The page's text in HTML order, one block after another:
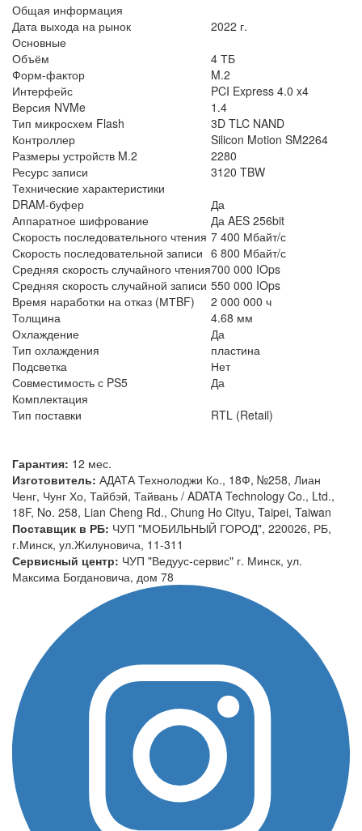
Общая информация
Дата выхода на рынок
2022 г.
Основные
Объём
4 ТБ
Форм-фактор
M.2
Интерфейс
PCI Express 4.0 x4
Версия NVMe
1.4
Тип микросхем Flash
3D TLC NAND
Контроллер
Silicon Motion SM2264
Размеры устройств M.2
2280
Ресурс записи
3120 TBW
Технические характеристики
DRAM-буфер
Да
Аппаратное шифрование
Да AES 256bit
Скорость последовательного чтения 7 400 Мбайт/с
Скорость последовательной записи 6 800 Мбайт/с
Средняя скорость случайного чтения700 000 IOps
Средняя скорость случайной записи 550 000 IOps
Время наработки на отказ (МТBF)
2 000 000 ч
Толщина
4.68 мм
Охлаждение
Да
Тип охлаждения
пластина
Подсветка
Нет
Совместимость с PS5
Да
Комплектация
Тип поставки
RTL (Retail)
Гарантия: 12 мес.
Изготовитель: АДАТА Технолоджи Ко., 18Ф, №258, Лиан
Ченг, Чунг Хо, Тайбэй, Тайвань / ADATA Technology Co., Ltd.,
18F, No. 258, Lian Cheng Rd., Chung Ho Cityu, Taipei, Taiwan
Поставщик в РБ: ЧУП "МОБИЛЬНЫЙ ГОРОД", 220026, РБ,
г.Минск, ул.Жилуновича, 11-311
Сервисный центр: ЧУП "Ведуус-сервис" г. Минск, ул.
Максима Богдановича, дом 78